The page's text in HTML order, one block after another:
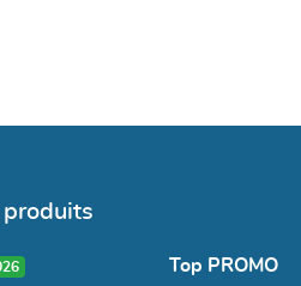
Top PROMO